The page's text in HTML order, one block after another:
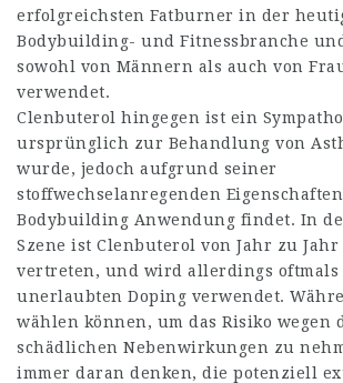
erfolgreichsten Fatburner in der
Bodybuilding- und Fitnessbranche
sowohl von Männern als auch von
verwendet.
Clenbuterol hingegen ist ein
ursprünglich zur Behandlung von
wurde, jedoch aufgrund seiner
stoffwechselanregenden
Bodybuilding Anwendung findet. In
Szene ist Clenbuterol von Jahr zu
vertreten, und wird allerdings oftmals
unerlaubten Doping verwendet.
wählen können, um das Risiko wegen
schädlichen Nebenwirkungen zu
immer daran denken, die potenziell